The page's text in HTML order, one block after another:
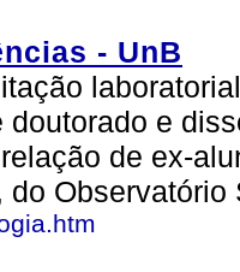
- UnB
e
de ex-
Observatório